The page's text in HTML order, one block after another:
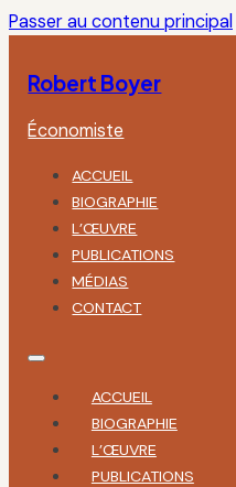
Passer au contenu principal
Robert Boyer
Économiste
ACCUEIL
BIOGRAPHIE
L’ŒUVRE
PUBLICATIONS
MÉDIAS
CONTACT
ACCUEIL
BIOGRAPHIE
L’ŒUVRE
PUBLICATIONS